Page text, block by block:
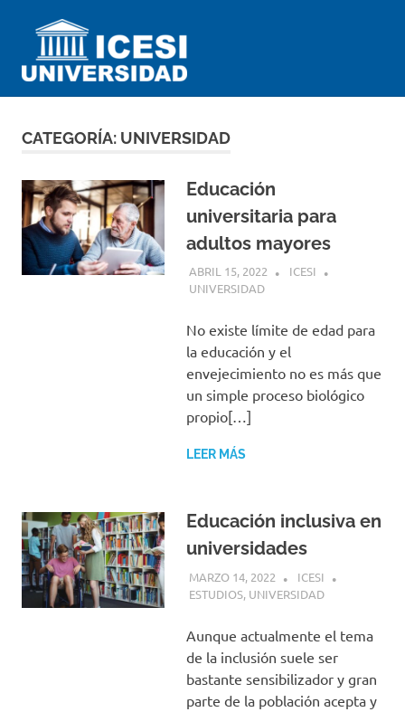
contenido
el
CATEGORÍA: UNIVERSIDAD
Educación
universitaria para
adultos mayores
ABRIL 15, 2022
ICESI
UNIVERSIDAD
No existe límite de edad para
la educación y el
envejecimiento no es más que
un simple proceso biológico
propio[…]
LEER MÁS
Educación inclusiva en
universidades
MARZO 14, 2022
ICESI
ESTUDIOS, UNIVERSIDAD
Aunque actualmente el tema
de la inclusión suele ser
bastante sensibilizador y gran
parte de la población acepta y